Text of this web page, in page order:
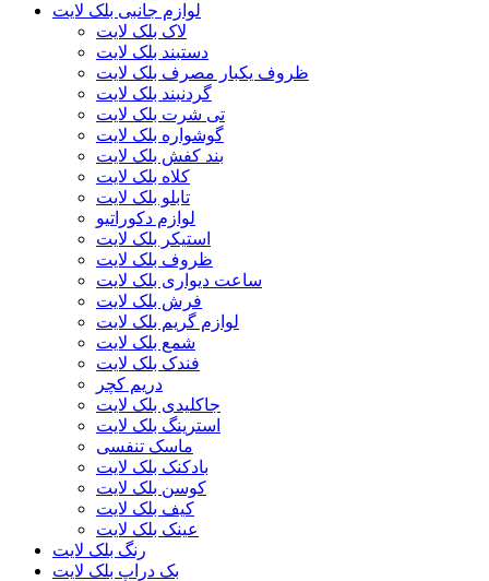
لوازم جانبی بلک لایت
لاک بلک لایت
دستبند بلک لایت
ظروف یکبار مصرف بلک لایت
گردنبند بلک لایت
تی شرت بلک لایت
گوشواره بلک لایت
بند کفش بلک لایت
کلاه بلک لایت
تابلو بلک لایت
لوازم دکوراتیو
استیکر بلک لایت
ظروف بلک لایت
ساعت دیواری بلک لایت
فرش بلک لایت
لوازم گریم بلک لایت
شمع بلک لایت
فندک بلک لایت
دریم کچر
جاکلیدی بلک لایت
استرینگ بلک لایت
ماسک تنفسی
بادکنک بلک لایت
کوسن بلک لایت
کیف بلک لایت
عینک بلک لایت
رنگ بلک لایت
بک دراپ بلک لایت